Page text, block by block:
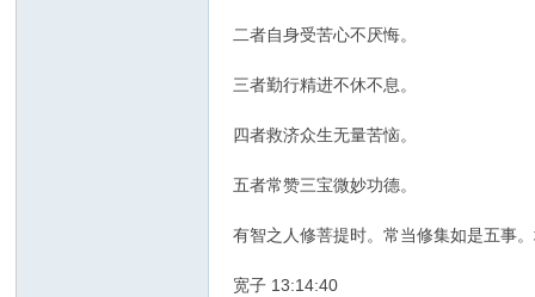
二者自身受苦心不厌悔。
三者勤行精进不休不息。
四者救济众生无量苦恼。
五者常赞三宝微妙功德。
有智之人修菩提时。常当修集如是五事。
宽子 13:14:40